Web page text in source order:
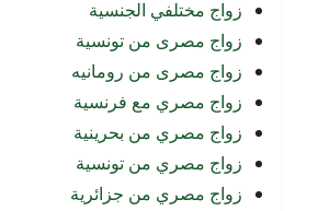
زواج مختلفي الجنسية
زواج مصرى من تونسية
زواج مصرى من رومانيه
زواج مصري مع فرنسية
زواج مصري من بحرينية
زواج مصري من تونسية
زواج مصري من جزائرية